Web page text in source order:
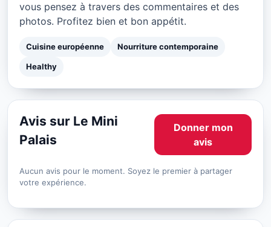
vous pensez à travers des commentaires et des
photos. Profitez bien et bon appétit.
Cuisine européenne Nourriture contemporaine
Healthy
Avis sur Le Mini
Palais
Donner mon
avis
Aucun avis pour le moment. Soyez le premier à partager
votre expérience.